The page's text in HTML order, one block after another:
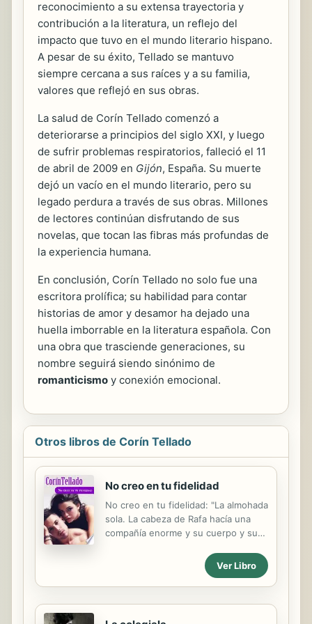
reconocimiento a su extensa trayectoria y
contribución a la literatura, un reflejo del
impacto que tuvo en el mundo literario hispano.
A pesar de su éxito, Tellado se mantuvo
siempre cercana a sus raíces y a su familia,
valores que reflejó en sus obras.
La salud de Corín Tellado comenzó a
deteriorarse a principios del siglo XXI, y luego
de sufrir problemas respiratorios, falleció el 11
de abril de 2009 en Gijón, España. Su muerte
dejó un vacío en el mundo literario, pero su
legado perdura a través de sus obras. Millones
de lectores continúan disfrutando de sus
novelas, que tocan las fibras más profundas de
la experiencia humana.
En conclusión, Corín Tellado no solo fue una
escritora prolífica; su habilidad para contar
historias de amor y desamor ha dejado una
huella imborrable en la literatura española. Con
una obra que trasciende generaciones, su
nombre seguirá siendo sinónimo de
romanticismo y conexión emocional.
Otros libros de Corín Tellado
No creo en tu fidelidad
No creo en tu fidelidad: "La almohada
sola. La cabeza de Rafa hacía una
compañía enorme y su cuerpo y sus
demasiado posesivo. Pero a ella le
gustaba que lo fuera. También le
gustaba pensar en sí misma. ¡Quién
iba a decirle que Kico Entrialgo iba a
Ver Libro